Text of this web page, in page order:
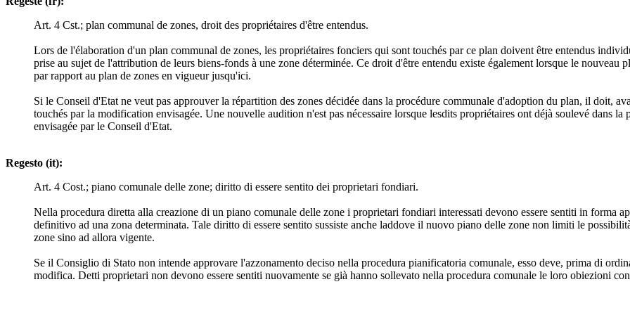
Art. 4 Cst.; plan communal de zones, droit des propriétaires d'être entendus.
Lors de l'élaboration d'un plan communal de zones, les propriétaires fonciers qui sont touchés par ce plan doivent être entendus
prise au sujet de l'attribution de leurs biens-fonds à une zone déterminée. Ce droit d'être entendu existe également lorsque le
par rapport au plan de zones en vigueur jusqu'ici.
Si le Conseil d'Etat ne veut pas approuver la répartition des zones décidée dans la procédure communale d'adoption du plan, il doit,
touchés par la modification envisagée. Une nouvelle audition n'est pas nécessaire lorsque lesdits propriétaires ont déjà soulevé dans
envisagée par le Conseil d'Etat.
Regesto (it):
Art. 4 Cost.; piano comunale delle zone; diritto di essere sentito dei proprietari fondiari.
Nella procedura diretta alla creazione di un piano comunale delle zone i proprietari fondiari interessati devono essere sentiti in forma
definitivo ad una zona determinata. Tale diritto di essere sentito sussiste anche laddove il nuovo piano delle zone non limiti le
zone sino ad allora vigente.
Se il Consiglio di Stato non intende approvare l'azzonamento deciso nella procedura pianificatoria comunale, esso deve, prima di
modifica. Detti proprietari non devono essere sentiti nuovamente se già hanno sollevato nella procedura comunale le loro obiezioni